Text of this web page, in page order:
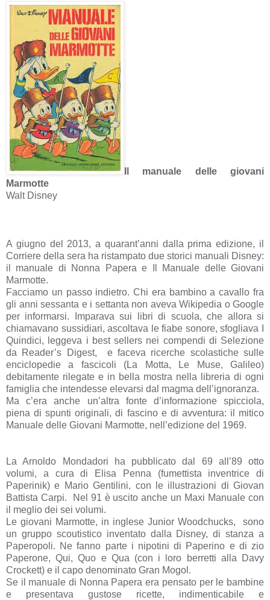
Il manuale delle giovani
Marmotte
Walt Disney
A giugno del 2013, a quarant’anni dalla prima edizione, il
Corriere della sera ha ristampato due storici manuali Disney:
il manuale di Nonna Papera e Il Manuale delle Giovani
Marmotte.
Facciamo un passo indietro. Chi era bambino a cavallo fra
gli anni sessanta e i settanta non aveva Wikipedia o Google
per informarsi. Imparava sui libri di scuola, che allora si
chiamavano sussidiari, ascoltava le fiabe sonore, sfogliava I
Quindici, leggeva i best sellers nei compendi di Selezione
da Reader’s Digest, e faceva ricerche scolastiche sulle
enciclopedie a fascicoli (La Motta, Le Muse, Galileo)
debitamente rilegate e in bella mostra nella libreria di ogni
famiglia che intendesse elevarsi dal magma dell’ignoranza.
Ma c’era anche un’altra fonte d’informazione spicciola,
piena di spunti originali, di fascino e di avventura: il mitico
Manuale delle Giovani Marmotte, nell’edizione del 1969.
La Arnoldo Mondadori ha pubblicato dal 69 all’89 otto
volumi, a cura di Elisa Penna (fumettista inventrice di
Paperinik) e Mario Gentilini, con le illustrazioni di Giovan
Battista Carpi. Nel 91 è uscito anche un Maxi Manuale con
il meglio dei sei volumi.
Le giovani Marmotte, in inglese Junior Woodchucks, sono
un gruppo scoutistico inventato dalla Disney, di stanza a
Paperopoli. Ne fanno parte i nipotini di Paperino e di zio
Paperone, Qui, Quo e Qua (con i loro berretti alla Davy
Crockett) e il capo denominato Gran Mogol.
Se il manuale di Nonna Papera era pensato per le bambine
e presentava gustose ricette, indimenticabile e